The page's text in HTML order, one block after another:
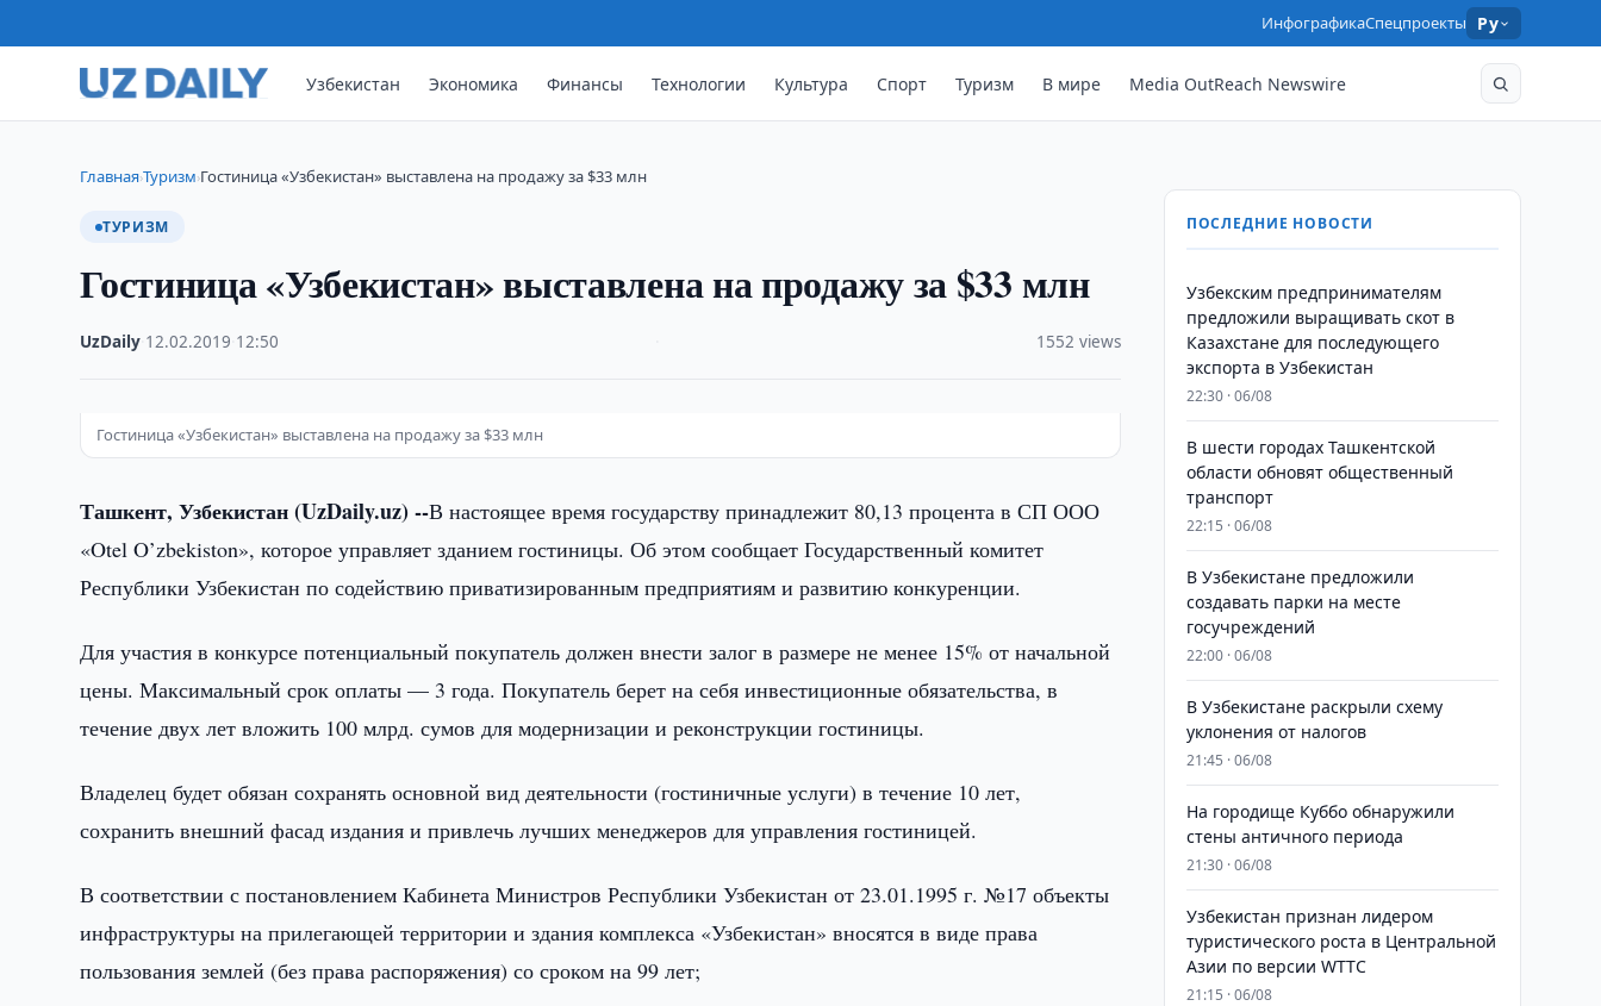
ИнфографикаСпецпроекты Ру
Узбекистан Экономика Финансы Технологии Культура Спорт Туризм В мире Media OutReach Newswire
Главная›Туризм›Гостиница «Узбекистан» выставлена на продажу за $33 млн
ТУРИЗМ
Гостиница «Узбекистан» выставлена на продажу за $33 млн
UzDaily 12.02.2019 12:50 1552 views
Гостиница «Узбекистан» выставлена на продажу за $33 млн
Ташкент, Узбекистан (UzDaily.uz) --В настоящее время государству принадлежит 80,13 процента в СП ООО
«Otel O’zbekiston», которое управляет зданием гостиницы. Об этом сообщает Государственный комитет
Республики Узбекистан по содействию приватизированным предприятиям и развитию конкуренции.
Для участия в конкурсе потенциальный покупатель должен внести залог в размере не менее 15% от начальной
цены. Максимальный срок оплаты — 3 года. Покупатель берет на себя инвестиционные обязательства, в
течение двух лет вложить 100 млрд. сумов для модернизации и реконструкции гостиницы.
Владелец будет обязан сохранять основной вид деятельности (гостиничные услуги) в течение 10 лет,
сохранить внешний фасад издания и привлечь лучших менеджеров для управления гостиницей.
В соответствии с постановлением Кабинета Министров Республики Узбекистан от 23.01.1995 г. №17 объекты
инфраструктуры на прилегающей территории и здания комплекса «Узбекистан» вносятся в виде права
пользования землей (без права распоряжения) со сроком на 99 лет;
ПОСЛЕДНИЕ НОВОСТИ
Узбекским предпринимателям
предложили выращивать скот в
Казахстане для последующего
экспорта в Узбекистан
22:30 · 06/08
В шести городах Ташкентской
области обновят общественный
транспорт
22:15 · 06/08
В Узбекистане предложили
создавать парки на месте
госучреждений
22:00 · 06/08
В Узбекистане раскрыли схему
уклонения от налогов
21:45 · 06/08
На городище Куббо обнаружили
стены античного периода
21:30 · 06/08
Узбекистан признан лидером
туристического роста в Центральной
Азии по версии WTTC
21:15 · 06/08